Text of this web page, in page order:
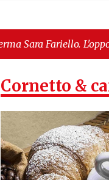
lascia l'aula al
Cornetto &